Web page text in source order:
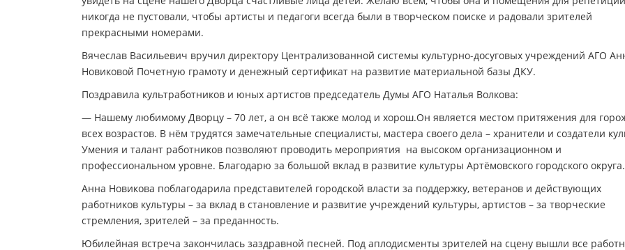
никогда не пустовали, чтобы артисты и педагоги всегда были в творческом поиске и радовали зрителей
прекрасными номерами.
Вячеслав Васильевич вручил директору Централизованной системы культурно-досуговых учреждений АГО
Новиковой Почетную грамоту и денежный сертификат на развитие материальной базы ДКУ.
Поздравила культработников и юных артистов председатель Думы АГО Наталья Волкова:
— Нашему любимому Дворцу – 70 лет, а он всё также молод и хорош.Он является местом притяжения для
всех возрастов. В нём трудятся замечательные специалисты, мастера своего дела – хранители и создатели
Умения и талант работников позволяют проводить мероприятия на высоком организационном и
профессиональном уровне. Благодарю за большой вклад в развитие культуры Артёмовского городского округа.
Анна Новикова поблагодарила представителей городской власти за поддержку, ветеранов и действующих
работников культуры – за вклад в становление и развитие учреждений культуры, артистов – за творческие
стремления, зрителей – за преданность.
Юбилейная встреча закончилась заздравной песней. Под аплодисменты зрителей на сцену вышли все